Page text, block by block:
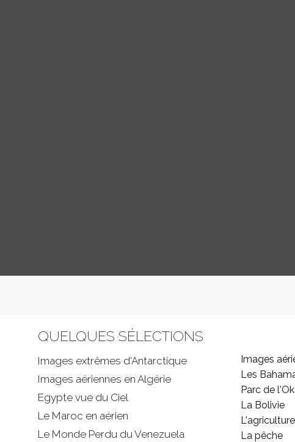
QUELQUES SÉLECTIONS
Images extrêmes d'Antarctique
Images aériennes en Algérie
Egypte vue du Ciel
Le Maroc en aérien
Le Monde Perdu du Venezuela
Images
Les
Parc de
La Bolivie
La pêche